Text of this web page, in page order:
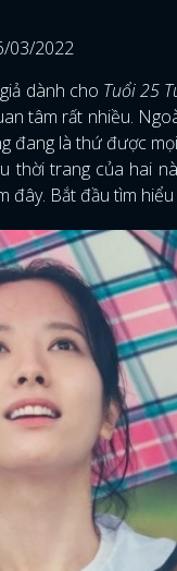
03/2022
dành cho Tuổi 25
tâm rất nhiều.
đang là thứ được
thời trang của hai
đây. Bắt đầu tìm